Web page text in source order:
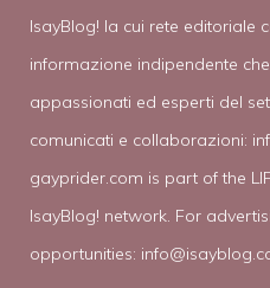
IsayBlog! la cui rete editoriale
informazione indipendente
appassionati ed esperti del
comunicati e collaborazioni:
gayprider.com is part of the
IsayBlog! network. For
opportunities: